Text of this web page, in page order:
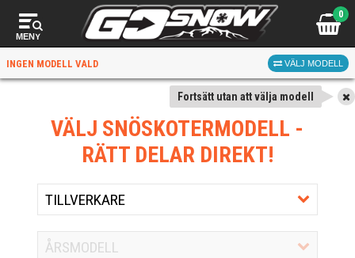
MENY
0
INGEN MODELL VALD VÄLJ MODELL
Fortsätt utan att välja modell
VÄLJ SNÖSKOTERMODELL -
RÄTT DELAR DIREKT!